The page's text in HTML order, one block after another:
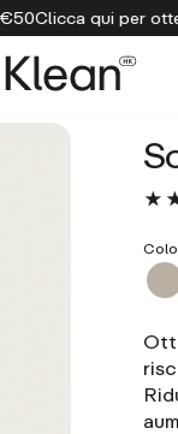
sconto del 15%